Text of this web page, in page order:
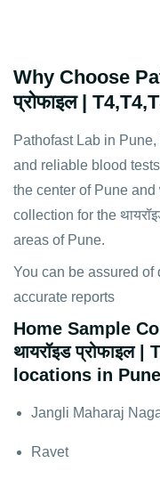
Why Choose
प्रोफाइल |
Pathofast Lab in
and reliable blood
the center of Pune
collection for the
areas of Pune.
You can be assured of
accurate reports
Home Sample
थायरॉइड
locations in
Jangli Maharaj
Ravet